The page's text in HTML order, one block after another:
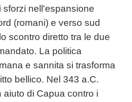
sforzi nell'espansione
(romani) e verso sud
scontro diretto tra le due
La politica
e sannita si trasforma
bellico. Nel 343 a.C.
aiuto di Capua contro i